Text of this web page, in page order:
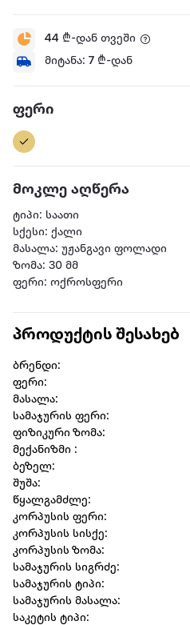
44 ₾-დან თვეში
მიტანა: 7 ₾-დან
ფერი
მოკლე აღწერა
ტიპი: საათი
სქესი: ქალი
მასალა: უჟანგავი ფოლადი
ზომა: 30 მმ
ფერი: ოქროსფერი
პროდუქტის შესახებ
ბრენდი:
ფერი:
მასალა:
სამაჯურის ფერი:
ფიზიკური ზომა:
მექანიზმი :
ბეზელ:
შუშა:
წყალგამძლე:
კორპუსის ფერი:
კორპუსის სისქე:
კორპუსის ზომა:
სამაჯურის სიგრძე:
სამაჯურის ტიპი:
სამაჯურის მასალა:
საკეტის ტიპი: